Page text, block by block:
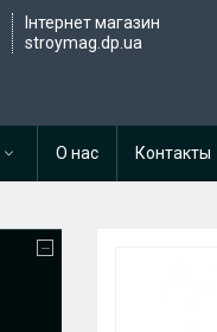
Інтернет магазин
stroymag.dp.ua
О нас Контакты